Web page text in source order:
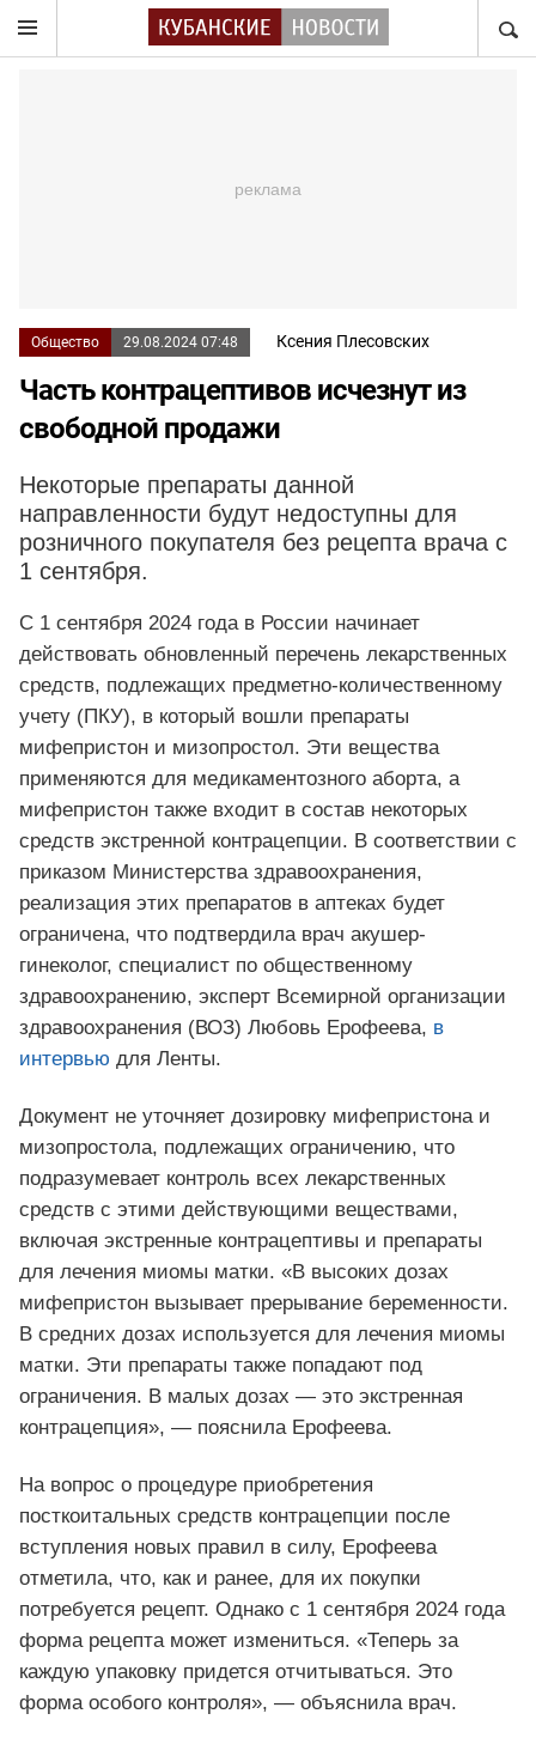
Общество 29.08.2024 07:48 Ксения Плесовских
Часть контрацептивов исчезнут из
свободной продажи
Некоторые препараты данной
направленности будут недоступны для
розничного покупателя без рецепта врача с
1 сентября.
С 1 сентября 2024 года в России начинает
действовать обновленный перечень лекарственных
средств, подлежащих предметно-количественному
учету (ПКУ), в который вошли препараты
мифепристон и мизопростол. Эти вещества
применяются для медикаментозного аборта, а
мифепристон также входит в состав некоторых
средств экстренной контрацепции. В соответствии с
приказом Министерства здравоохранения,
реализация этих препаратов в аптеках будет
ограничена, что подтвердила врач акушер-
гинеколог, специалист по общественному
здравоохранению, эксперт Всемирной организации
здравоохранения (ВОЗ) Любовь Ерофеева, в
интервью для Ленты.
Документ не уточняет дозировку мифепристона и
мизопростола, подлежащих ограничению, что
подразумевает контроль всех лекарственных
средств с этими действующими веществами,
включая экстренные контрацептивы и препараты
для лечения миомы матки. «В высоких дозах
мифепристон вызывает прерывание беременности.
В средних дозах используется для лечения миомы
матки. Эти препараты также попадают под
ограничения. В малых дозах — это экстренная
контрацепция», — пояснила Ерофеева.
На вопрос о процедуре приобретения
посткоитальных средств контрацепции после
вступления новых правил в силу, Ерофеева
отметила, что, как и ранее, для их покупки
потребуется рецепт. Однако с 1 сентября 2024 года
форма рецепта может измениться. «Теперь за
каждую упаковку придется отчитываться. Это
форма особого контроля», — объяснила врач.